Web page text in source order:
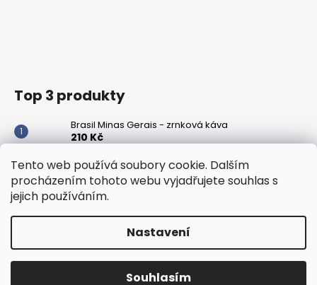
Tento web používá soubory cookie. Dalším
procházením tohoto webu vyjadřujete souhlas s
jejich používáním.
Nastavení
Souhlasím
Top 3 produkty
Brasil Minas Gerais - zrnková káva
210 Kč
Peru Cajamarca - zrnková káva
348 Kč
Panama Boquete - zrnková káva
Copyright 2026Pražírna kávy KIKAFE. Všechna práva
Upravit nastavení cookies